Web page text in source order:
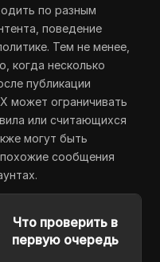
по разным
поведение
Тем не менее,
когда несколько
публикации
может ограничивать
или считающихся
могут быть
сообщения
Что проверить в
первую очередь